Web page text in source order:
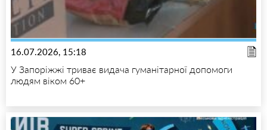
16.07.2026, 15:18
У Запоріжжі триває видача гуманітарної допомоги
людям віком 60+